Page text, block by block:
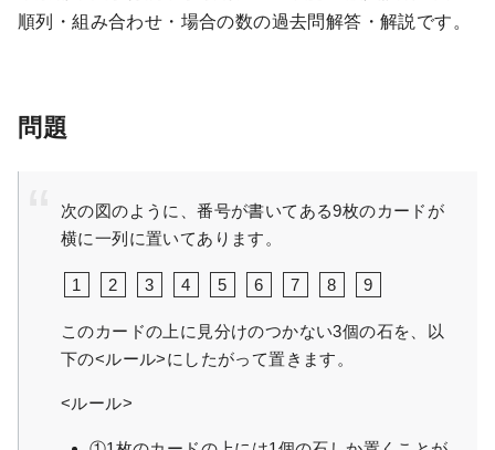
順列・組み合わせ・場合の数の過去問解答・解説です。
問題
次の図のように、番号が書いてある9枚のカードが
横に一列に置いてあります。
1 2 3 4 5 6 7 8 9
このカードの上に見分けのつかない3個の石を、以
下の<ルール>にしたがって置きます。
<ルール>